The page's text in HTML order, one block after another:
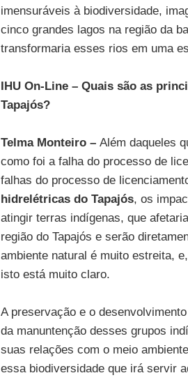
imensuráveis à biodiversidade,
cinco grandes lagos na região da
transformaria esses rios em uma
IHU On-Line – Quais são as
Tapajós?
Telma Monteiro – Além daqueles
como foi a falha do processo de
falhas do processo de
hidrelétricas do Tapajós, os
atingir terras indígenas, que
região do Tapajós e serão
ambiente natural é muito estreita,
isto está muito claro.
A preservação e o
da manuntenção desses grupos
suas relações com o meio
essa biodiversidade que irá servir